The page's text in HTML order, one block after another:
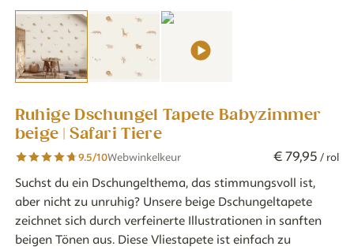
Ruhige Dschungel Tapete Babyzimmer
beige | Safari Tiere
9.5/10Webwinkelkeur €79,95 / rol
Suchst du ein Dschungelthema, das stimmungsvoll ist,
aber nicht zu unruhig? Unsere beige Dschungeltapete
zeichnet sich durch verfeinerte Illustrationen in sanften
beigen Tönen aus. Diese Vliestapete ist einfach zu